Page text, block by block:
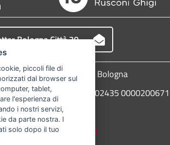
Bologna Città 30
Maggiore, 6 - 40124 Bologna
IBAN: IT 88 R 02008 02435
piccoli file di
dal browser sul
tablet,
l'esperienza di
i nostri servizi,
da parte nostra. I
solo dopo il tuo